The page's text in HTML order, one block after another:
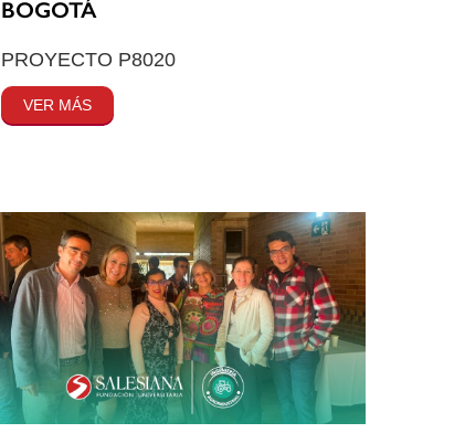
BOGOTÁ
PROYECTO P8020
VER MÁS